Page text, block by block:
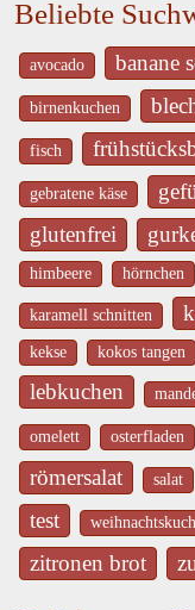
Beliebte
avocado banane
birnenkuchen
fisch
gebratene käse
glutenfrei
himbeere hörnchen
karamell schnitten
kekse kokos tangen
lebkuchen
omelett osterfladen
römersalat
salat
test
zitronen brot